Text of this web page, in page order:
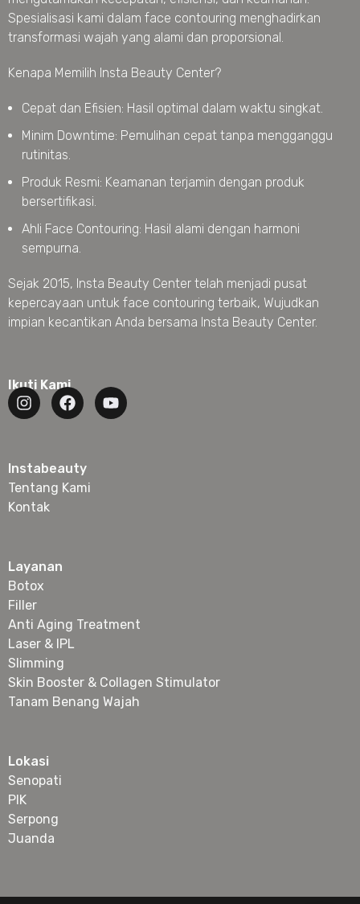
Spesialisasi kami dalam face contouring menghadirkan
transformasi wajah yang alami dan proporsional.
Kenapa Memilih Insta Beauty Center?
Cepat dan Efisien: Hasil optimal dalam waktu singkat.
Minim Downtime: Pemulihan cepat tanpa mengganggu
rutinitas.
Produk Resmi: Keamanan terjamin dengan produk
bersertifikasi.
Ahli Face Contouring: Hasil alami dengan harmoni
sempurna.
Sejak 2015, Insta Beauty Center telah menjadi pusat
kepercayaan untuk face contouring terbaik, Wujudkan
impian kecantikan Anda bersama Insta Beauty Center.
Ikuti Kami
Instabeauty
Tentang Kami
Kontak
Layanan
Botox
Filler
Anti Aging Treatment
Laser & IPL
Slimming
Skin Booster & Collagen Stimulator
Tanam Benang Wajah
Lokasi
Senopati
PIK
Serpong
Juanda